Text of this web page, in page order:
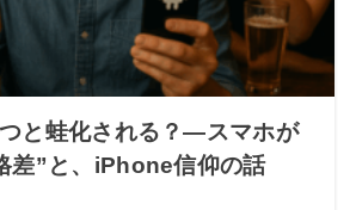
と蛙化される？—スマホが
差”と、iPhone信仰の話